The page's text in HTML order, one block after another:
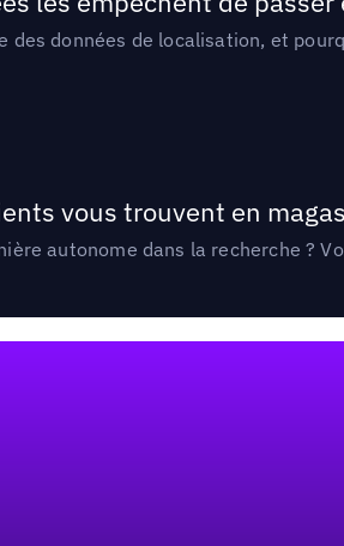
données de localisation, et
vous trouvent en
autonome dans la recherche ?